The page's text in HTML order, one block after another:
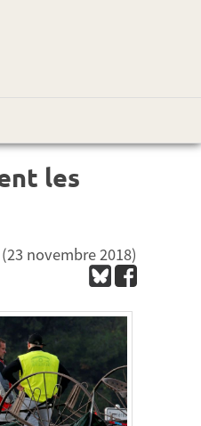
les
(23 novembre 2018)